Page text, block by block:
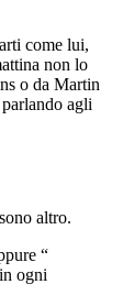
come lui,
non lo
o da Martin
agli
altro.
“
ogni